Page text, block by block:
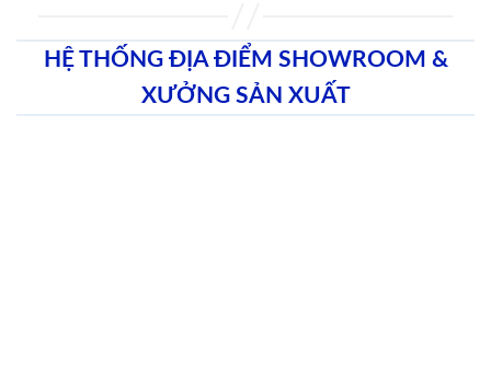
HỆ THỐNG ĐỊA ĐIỂM SHOWROOM &
XƯỞNG SẢN XUẤT